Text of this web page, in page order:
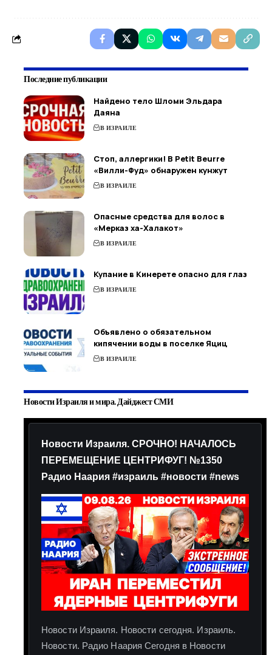
Последние публикации
Найдено тело Шломи Эльдара
Даяна
В ИЗРАИЛЕ
Стоп, аллергики! В Petit Beurre
«Вилли-Фуд» обнаружен кунжут
В ИЗРАИЛЕ
Опасные средства для волос в
«Мерказ ха-Халакот»
В ИЗРАИЛЕ
Купание в Кинерете опасно для глаз
В ИЗРАИЛЕ
Объявлено о обязательном
кипячении воды в поселке Яциц
В ИЗРАИЛЕ
Новости Израиля и мира. Дайджест СМИ